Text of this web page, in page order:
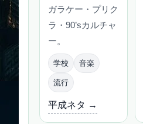
ガラケー・プリク
ラ・90’sカルチャ
ー。
学校 音楽
流行
平成ネタ →